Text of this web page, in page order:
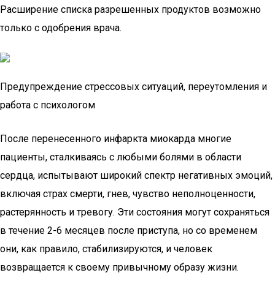
Расширение списка разрешенных продуктов возможно
только с одобрения врача.
Предупреждение стрессовых ситуаций, переутомления и
работа с психологом
После перенесенного инфаркта миокарда многие
пациенты, сталкиваясь с любыми болями в области
сердца, испытывают широкий спектр негативных эмоций,
включая страх смерти, гнев, чувство неполноценности,
растерянность и тревогу. Эти состояния могут сохраняться
в течение 2-6 месяцев после приступа, но со временем
они, как правило, стабилизируются, и человек
возвращается к своему привычному образу жизни.